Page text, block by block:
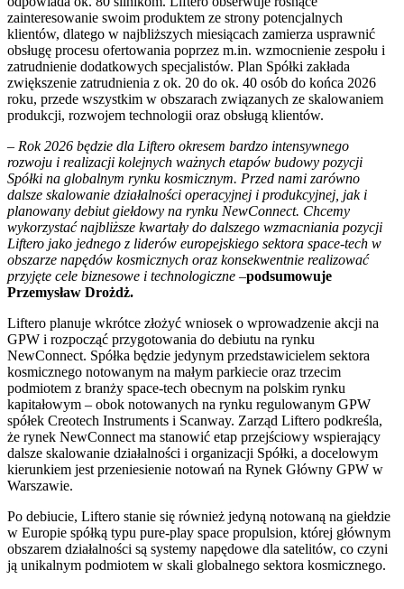
zainteresowanie swoim produktem ze strony potencjalnych
klientów, dlatego w najbliższych miesiącach zamierza usprawnić
obsługę procesu ofertowania poprzez m.in. wzmocnienie zespołu i
zatrudnienie dodatkowych specjalistów. Plan Spółki zakłada
zwiększenie zatrudnienia z ok. 20 do ok. 40 osób do końca 2026
roku, przede wszystkim w obszarach związanych ze skalowaniem
produkcji, rozwojem technologii oraz obsługą klientów.
– Rok 2026 będzie dla Liftero okresem bardzo intensywnego
rozwoju i realizacji kolejnych ważnych etapów budowy pozycji
Spółki na globalnym rynku kosmicznym. Przed nami zarówno
dalsze skalowanie działalności operacyjnej i produkcyjnej, jak i
planowany debiut giełdowy na rynku NewConnect. Chcemy
wykorzystać najbliższe kwartały do dalszego wzmacniania pozycji
Liftero jako jednego z liderów europejskiego sektora space-tech w
obszarze napędów kosmicznych oraz konsekwentnie realizować
przyjęte cele biznesowe i technologiczne –podsumowuje
Przemysław Drożdż.
Liftero planuje wkrótce złożyć wniosek o wprowadzenie akcji na
GPW i rozpocząć przygotowania do debiutu na rynku
NewConnect. Spółka będzie jedynym przedstawicielem sektora
kosmicznego notowanym na małym parkiecie oraz trzecim
podmiotem z branży space-tech obecnym na polskim rynku
kapitałowym – obok notowanych na rynku regulowanym GPW
spółek Creotech Instruments i Scanway. Zarząd Liftero podkreśla,
że rynek NewConnect ma stanowić etap przejściowy wspierający
dalsze skalowanie działalności i organizacji Spółki, a docelowym
kierunkiem jest przeniesienie notowań na Rynek Główny GPW w
Warszawie.
Po debiucie, Liftero stanie się również jedyną notowaną na giełdzie
w Europie spółką typu pure-play space propulsion, której głównym
obszarem działalności są systemy napędowe dla satelitów, co czyni
ją unikalnym podmiotem w skali globalnego sektora kosmicznego.